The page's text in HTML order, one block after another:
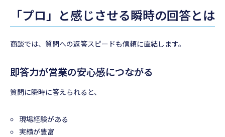
「プロ」と感じさせる瞬時の回答とは
商談では、質問への返答スピードも信頼に直結します。
即答力が営業の安心感につながる
質問に瞬時に答えられると、
現場経験がある
実績が豊富